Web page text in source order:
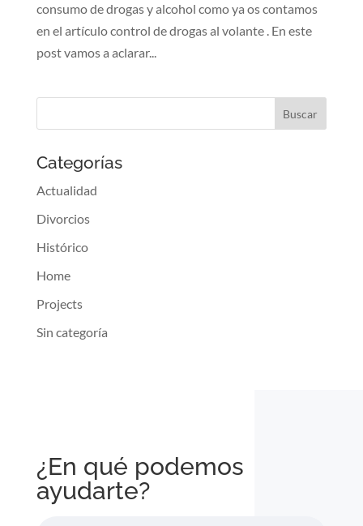
consumo de drogas y alcohol como ya os contamos
en el artículo control de drogas al volante . En este
post vamos a aclarar...
Categorías
Actualidad
Divorcios
Histórico
Home
Projects
Sin categoría
¿En qué podemos
ayudarte?